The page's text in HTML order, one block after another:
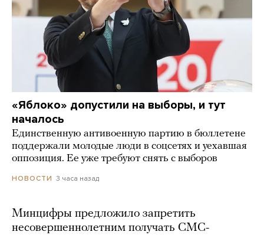
«Яблоко» допустили на выборы, и тут
началось
Единственную антивоенную партию в бюллетене
поддержали молодые люди в соцсетях и уехавшая
оппозиция. Ее уже требуют снять с выборов
НОВОСТИ 3 часа назад
Минцифры предложило запретить
несовершеннолетним получать СМС-